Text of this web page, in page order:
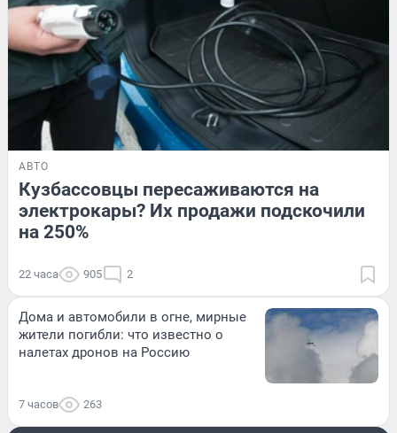
АВТО
Кузбассовцы пересаживаются на
электрокары? Их продажи подскочили
на 250%
22 часа 905 2
Дома и автомобили в огне, мирные
жители погибли: что известно о
налетах дронов на Россию
7 часов 263
ДОРОГИ И ТРАНСПОРТ